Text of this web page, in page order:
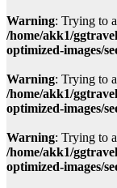
Warning: Trying to
/home/akk1/
optimized-images/
Warning: Trying to
/home/akk1/
optimized-images/
Warning: Trying to
/home/akk1/
optimized-images/